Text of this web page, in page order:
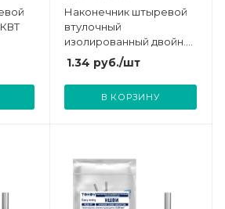
Наконечник штыревой
втулочный
изолированный двойн.
НШВИ(2) 0.5-8 TOKOV
ELECTRIC TKE-NSVI2-0.5-
8-C01/50
1.34 руб./шт
В КОРЗИНУ